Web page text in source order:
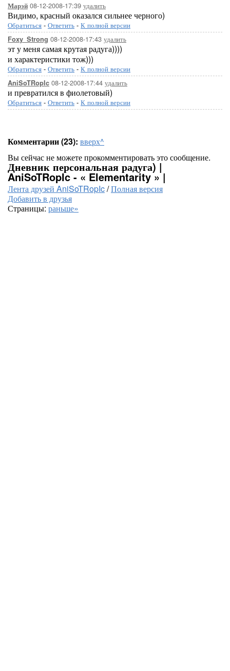
Марэй 08-12-2008-17:39 удалить
Видимо, красный оказался сильнее черного)
Обратиться - Ответить - К полной версии
Foxy_Strong 08-12-2008-17:43 удалить
эт у меня самая крутая радуга))))
и характеристики тож)))
Обратиться - Ответить - К полной версии
AniSoTRopIc 08-12-2008-17:44 удалить
и превратился в фиолетовый)
Обратиться - Ответить - К полной версии
Комментарии (23): вверх^
Вы сейчас не можете прокомментировать это сообщение.
Дневник персональная радуга) |
AniSoTRopIc - « Elementarity » |
Лента друзей AniSoTRopIc/Полная версия
Добавить в друзья
Страницы: раньше»